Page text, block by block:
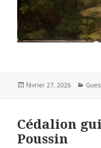
Posted
février 27, 2026
Cédalion
Poussin